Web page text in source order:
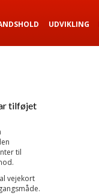
UDVIKLING
tilføjet
til
vejekort